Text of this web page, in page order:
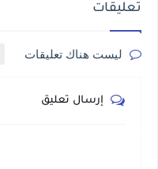
تعليقات
ليست هناك تعليقات
إرسال تعليق